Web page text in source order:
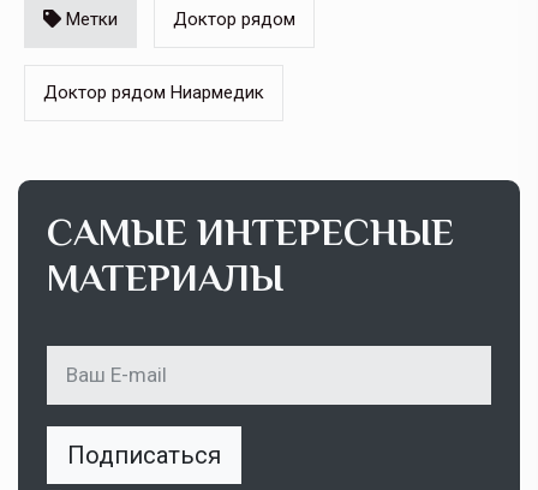
Метки Доктор рядом
Доктор рядом Ниармедик
САМЫЕ ИНТЕРЕСНЫЕ
МАТЕРИАЛЫ
Подписаться